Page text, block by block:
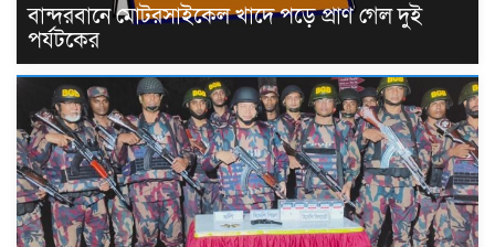
বান্দরবানে মোটরসাইকেল খাদে পড়ে প্রাণ গেল দুই
পর্যটকের